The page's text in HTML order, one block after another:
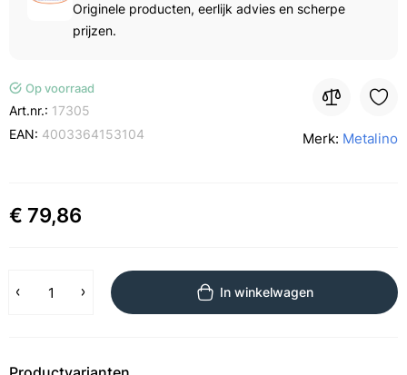
Originele producten, eerlijk advies en scherpe
prijzen.
Op voorraad
Art.nr.: 17305
EAN: 4003364153104 Merk: Metalino
€ 79,86
In winkelwagen